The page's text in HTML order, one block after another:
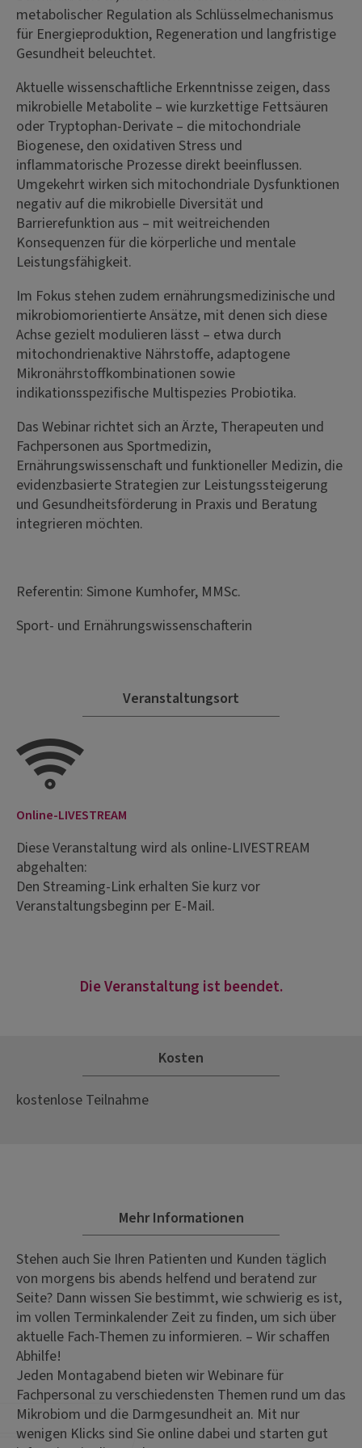
metabolischer Regulation als Schlüsselmechanismus
für Energieproduktion, Regeneration und langfristige
Gesundheit beleuchtet.
Aktuelle wissenschaftliche Erkenntnisse zeigen, dass
mikrobielle Metabolite – wie kurzkettige Fettsäuren
oder Tryptophan-Derivate – die mitochondriale
Biogenese, den oxidativen Stress und
inflammatorische Prozesse direkt beeinflussen.
Umgekehrt wirken sich mitochondriale Dysfunktionen
negativ auf die mikrobielle Diversität und
Barrierefunktion aus – mit weitreichenden
Konsequenzen für die körperliche und mentale
Leistungsfähigkeit.
Im Fokus stehen zudem ernährungsmedizinische und
mikrobiomorientierte Ansätze, mit denen sich diese
Achse gezielt modulieren lässt – etwa durch
mitochondrienaktive Nährstoffe, adaptogene
Mikronährstoffkombinationen sowie
indikationsspezifische Multispezies Probiotika.
Das Webinar richtet sich an Ärzte, Therapeuten und
Fachpersonen aus Sportmedizin,
Ernährungswissenschaft und funktioneller Medizin, die
evidenzbasierte Strategien zur Leistungssteigerung
und Gesundheitsförderung in Praxis und Beratung
integrieren möchten.
Referentin: Simone Kumhofer, MMSc.
Sport- und Ernährungswissenschafterin
Veranstaltungsort
Online-LIVESTREAM
Diese Veranstaltung wird als online-LIVESTREAM
abgehalten:
Den Streaming-Link erhalten Sie kurz vor
Veranstaltungsbeginn per E-Mail.
Die Veranstaltung ist beendet.
Kosten
kostenlose Teilnahme
Mehr Informationen
Stehen auch Sie Ihren Patienten und Kunden täglich
von morgens bis abends helfend und beratend zur
Seite? Dann wissen Sie bestimmt, wie schwierig es ist,
im vollen Terminkalender Zeit zu finden, um sich über
aktuelle Fach-Themen zu informieren. – Wir schaffen
Abhilfe!
Jeden Montagabend bieten wir Webinare für
Fachpersonal zu verschiedensten Themen rund um das
Mikrobiom und die Darmgesundheit an. Mit nur
wenigen Klicks sind Sie online dabei und starten gut